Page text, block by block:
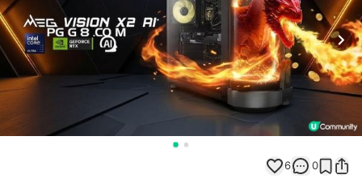
6 0